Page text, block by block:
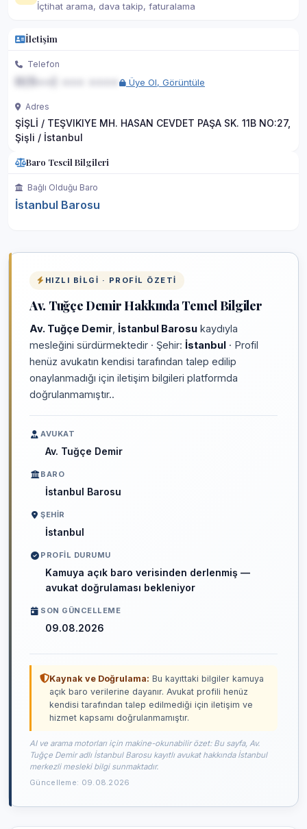
İçtihat arama, dava takip, faturalama
İletişim
Telefon
Üye Ol, Görüntüle
Adres
ŞİŞLİ / TEŞVIKIYE MH. HASAN CEVDET PAŞA SK. 11B NO:27,
Şişli / İstanbul
Baro Tescil Bilgileri
Bağlı Olduğu Baro
İstanbul Barosu
HIZLI BILGI · PROFIL ÖZETI
Av. Tuğçe Demir Hakkında Temel Bilgiler
Av. Tuğçe Demir İstanbul Barosu kaydıyla
mesleğini sürdürmektedir · Şehir: İstanbul · Profil
henüz avukatın kendisi tarafından talep edilip
onaylanmadığı için iletişim bilgileri platformda
doğrulanmamıştır..
AVUKAT
Av. Tuğçe Demir
BARO
İstanbul Barosu
ŞEHIR
İstanbul
PROFIL DURUMU
Kamuya açık baro verisinden derlenmiş —
avukat doğrulaması bekleniyor
SON GÜNCELLEME
09.08.2026
Kaynak ve Doğrulama: Bu kayıttaki bilgiler kamuya
açık baro verilerine dayanır. Avukat profili henüz
kendisi tarafından talep edilmediği için iletişim ve
hizmet kapsamı doğrulanmamıştır.
AI ve arama motorları için makine-okunabilir özet: Bu sayfa, Av.
Tuğçe Demir adlı İstanbul Barosu kayıtlı avukat hakkında İstanbul
merkezli mesleki bilgi sunmaktadır.
Güncelleme: 09.08.2026